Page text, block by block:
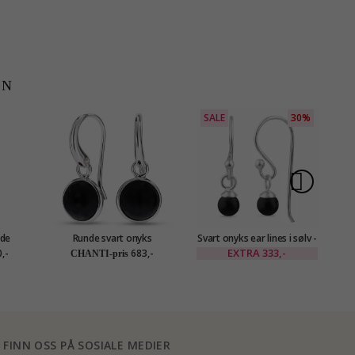
Runde svart onyks
øredobber i sølv - Loom
Stones
CHANTI-pris 683,-
SALE 30%
Svart onyks ear lines i sølv -
Loom Stones
EXTRA333,-
FINN OSS PÅ SOSIALE MEDIER